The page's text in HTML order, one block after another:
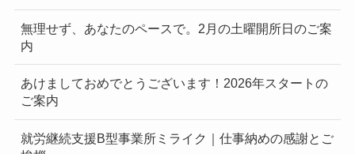
無理せず、あなたのペースで。2月の土曜開所日のご案
内
あけましておめでとうございます！2026年スタートの
ご案内
就労継続支援B型事業所ミライク｜仕事納めの感謝とご